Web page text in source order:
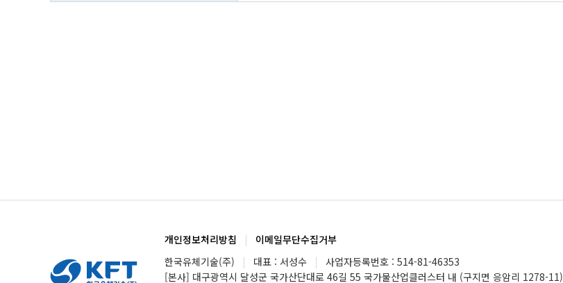
개인정보처리방침
이메일무단수집거부
한국유체기술(주)
대표 : 서성수
사업자등록번호 : 514-81-46353
[본사] 대구광역시 달성군 국가산단대로 46길 55 국가물산업클러스터 내 (구지면 응암리 1278-11)